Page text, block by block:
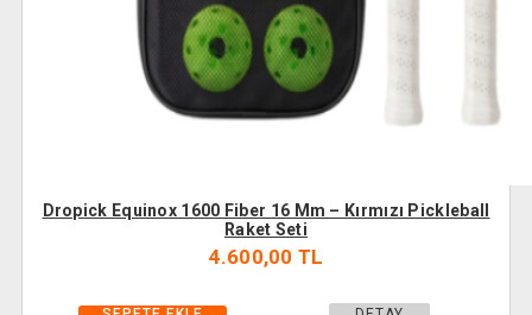
Dropick Equinox 1600 Fiber 16 Mm – Kırmızı Pickleball
Raket Seti
4.600,00 TL